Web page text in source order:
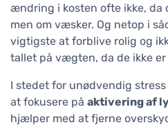
ændring i kosten ofte ikke, da
men om væsker. Og netop i
vigtigste at forblive rolig og
tallet på vægten, da de ikke
I stedet for unødvendig
at fokusere på aktivering af
hjælper med at fjerne